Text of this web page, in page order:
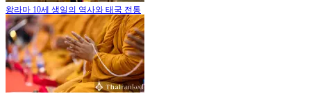
왕라마 10세 생일의 역사와 태국 전통